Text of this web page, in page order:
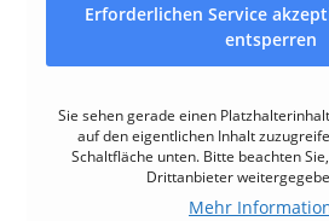
Erforderlichen Service
entsperren
Sie sehen gerade einen
auf den eigentlichen Inhalt
Schaltfläche unten. Bitte beachten
Drittanbieter
Mehr